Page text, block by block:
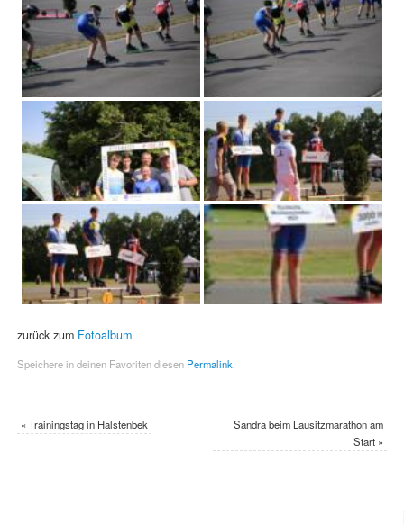
zurück zum Fotoalbum
Speichere in deinen Favoriten diesen Permalink
«Trainingstag in Halstenbek
Sandra beim Lausitzmarathon am
Start »